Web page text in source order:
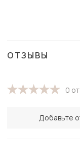
ОТЗЫВЫ
0
Добавьте